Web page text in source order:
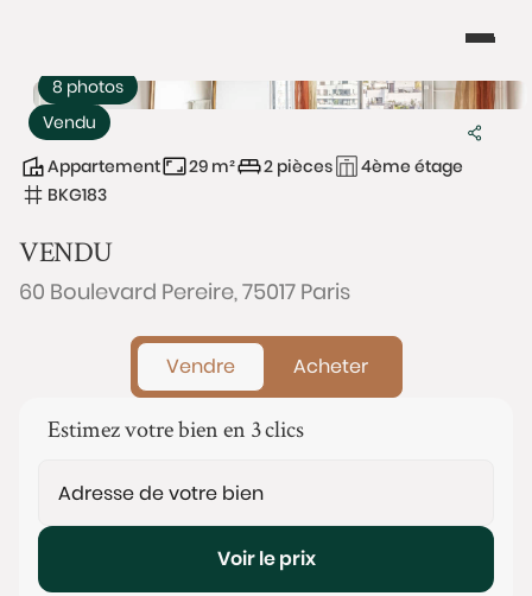
Vendu
8 photos
Appartement 29 m² 2 pièces
4ème étage
BKG183
VENDU
60 Boulevard Pereire, 75017 Paris
Vendre Acheter
Estimez votre bien en 3 clics
Voir le prix